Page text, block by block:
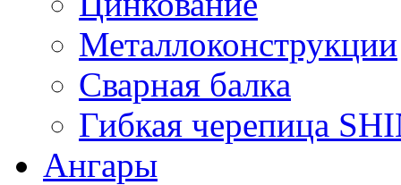
Металлоконструкции
Сварная балка
Гибкая черепица
Ангары